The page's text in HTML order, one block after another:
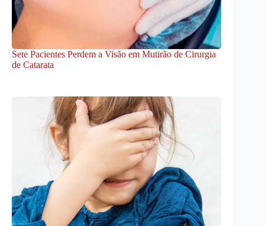
Sete Pacientes Perdem a Visão em Mutirão de Cirurgia
de Catarata